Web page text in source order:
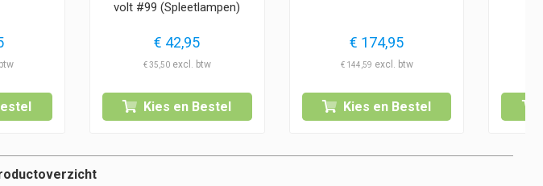
volt #99 (Spleetlampen)
€ 42,95
€35,50
Kies en Bestel
€ 174,95
€144,59
Kies en Bestel